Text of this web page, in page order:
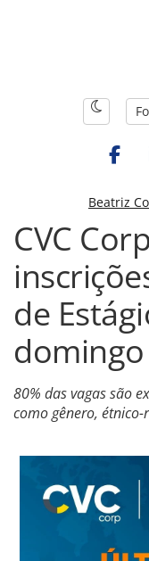
Beatriz
CVC
de
domingo
80% das vagas são
como gênero,